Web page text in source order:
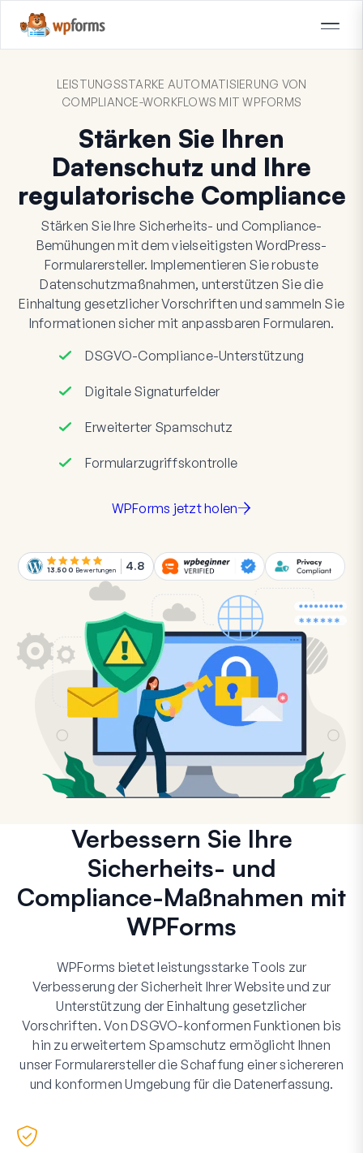
LEISTUNGSSTARKE AUTOMATISIERUNG VON
COMPLIANCE-WORKFLOWS MIT WPFORMS
Stärken Sie Ihren
Datenschutz und Ihre
regulatorische Compliance
Stärken Sie Ihre Sicherheits- und Compliance-
Bemühungen mit dem vielseitigsten WordPress-
Formularersteller. Implementieren Sie robuste
Datenschutzmaßnahmen, unterstützen Sie die
Einhaltung gesetzlicher Vorschriften und sammeln Sie
Informationen sicher mit anpassbaren Formularen.
DSGVO-Compliance-Unterstützung
Digitale Signaturfelder
Erweiterter Spamschutz
Formularzugriffskontrolle
WPForms jetzt holen
13.500 Bewertungen 4.8
Verbessern Sie Ihre
Sicherheits- und
Compliance-Maßnahmen mit
WPForms
WPForms bietet leistungsstarke Tools zur
Verbesserung der Sicherheit Ihrer Website und zur
Unterstützung der Einhaltung gesetzlicher
Vorschriften. Von DSGVO-konformen Funktionen bis
hin zu erweitertem Spamschutz ermöglicht Ihnen
unser Formularersteller die Schaffung einer sichereren
und konformen Umgebung für die Datenerfassung.